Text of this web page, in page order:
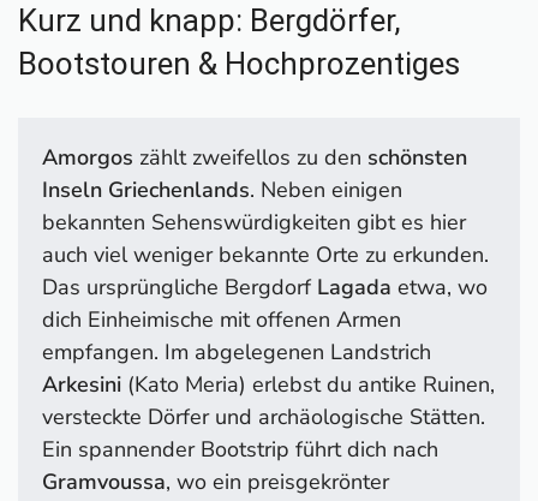
Hochprozentiges
1. Bergdorf Lagada
2. Verstecktes Arkesini (Kato Meria)
4. Bootstour nach Gramvoussa
5. Wanderroute Palia Strata
6. Besuch der Amorgion Distillery
7. Ammoudi Beach
8. Baden und Schnorcheln auf Nikouria
9. Meine Gastro-Highlights
10. Meine Übernachtungstipps
Kurz und knapp: Bergdörfer,
Bootstouren & Hochprozentiges
Amorgos zählt zweifellos zu den schönsten
Inseln Griechenlands. Neben einigen
bekannten Sehenswürdigkeiten gibt es hier
auch viel weniger bekannte Orte zu erkunden.
Das ursprüngliche Bergdorf Lagada etwa, wo
dich Einheimische mit offenen Armen
empfangen. Im abgelegenen Landstrich
Arkesini (Kato Meria) erlebst du antike Ruinen,
versteckte Dörfer und archäologische Stätten.
Ein spannender Bootstrip führt dich nach
Gramvoussa, wo ein preisgekrönter